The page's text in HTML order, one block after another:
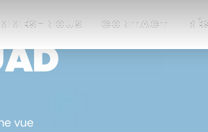
NOUS CONTACT
NOUS CONTACT
vue